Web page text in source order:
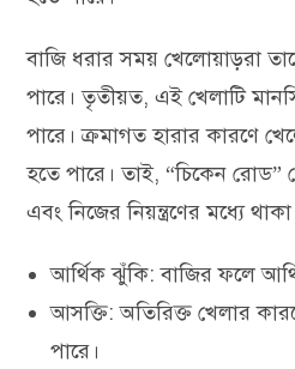
বাজি ধরার সময় খেলোয়াড়রা
পারে। তৃতীয়ত, এই খেলাটি
পারে। ক্রমাগত হারার কারণে
হতে পারে। তাই, “চিকেন রোড”
এবং নিজের নিয়ন্ত্রণের মধ্যে
আর্থিক ঝুঁকি: বাজির ফলে
আসক্তি: অতিরিক্ত খেলার
পারে।